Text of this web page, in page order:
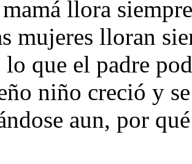
llora
mujeres lloran
lo que el padre
niño creció y
aun, por